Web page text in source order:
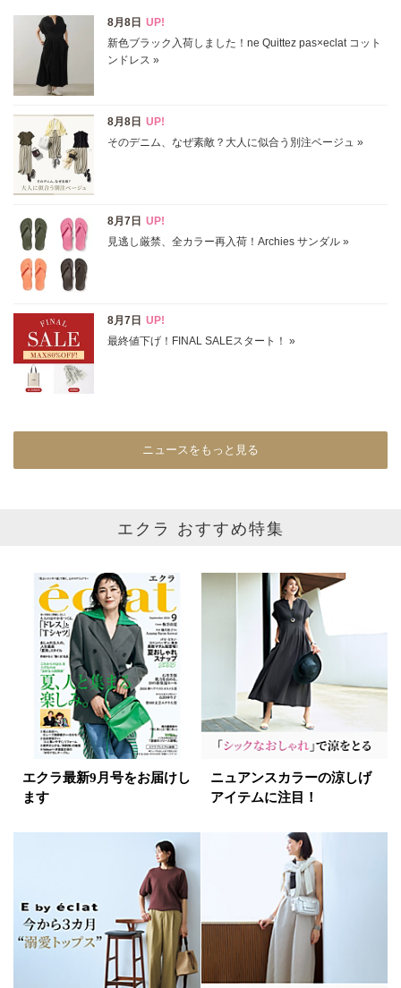
表示オプション
再入荷 ラスト1
在庫あり
カラー
ベージュ ブラウン
イエロー
シルバー
ニュースをもっと見る
エクラ おすすめ特集
エクラ最新9月号をお届けし
ます
ニュアンスカラーの涼しげ
アイテムに注目！